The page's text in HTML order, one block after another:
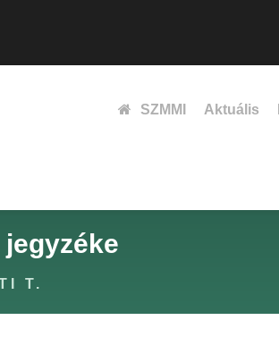
SZMMI Aktuális
T.